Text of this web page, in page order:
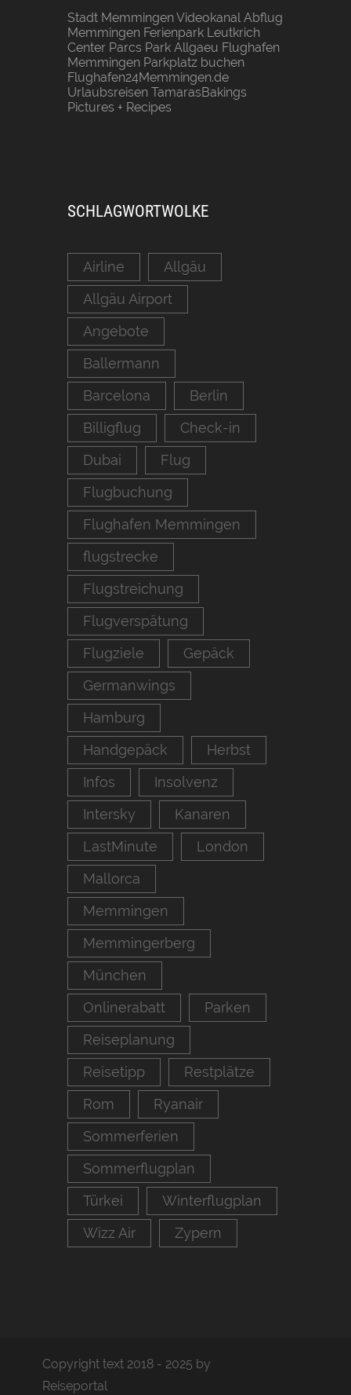
Stadt MemmingenVideokanal Abflug
Memmingen Ferienpark Leutkrich
Center Parcs Park Allgaeu Flughafen
Memmingen Parkplatz buchen
Flughafen24Memmingen.de
Urlaubsreisen TamarasBakings
Pictures + Recipes
SCHLAGWORTWOLKE
Airline
Allgäu
Allgäu Airport
Angebote
Ballermann
Barcelona
Berlin
Billigflug
Check-in
Dubai
Flug
Flugbuchung
Flughafen Memmingen
flugstrecke
Flugstreichung
Flugverspätung
Flugziele
Gepäck
Germanwings
Hamburg
Handgepäck
Herbst
Infos
Insolvenz
Intersky
Kanaren
LastMinute
London
Mallorca
Memmingen
Memmingerberg
München
Onlinerabatt
Parken
Reiseplanung
Reisetipp
Restplätze
Rom
Ryanair
Sommerferien
Sommerflugplan
Türkei
Winterflugplan
Wizz Air
Zypern
Copyright text 2018 - 2025 by
Reiseportal